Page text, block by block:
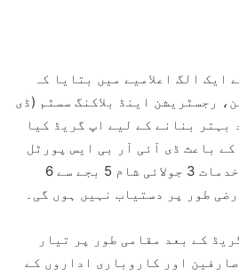
ایک الگ اعلامیے میں بتایا کہ
رجسٹریشن اینڈ بلاکنگ سسٹم (ڈی
بہتر بنانے کے لیے اپ گریڈ کیا
باعث ڈی آئی آر بی ایس پورٹل
اور اس سے متعلق تمام خدمات 3 جولائی شام 5 بجے سے 6
کے بعد مقامی طور پر تیار
اور کاروباری اداروں کے